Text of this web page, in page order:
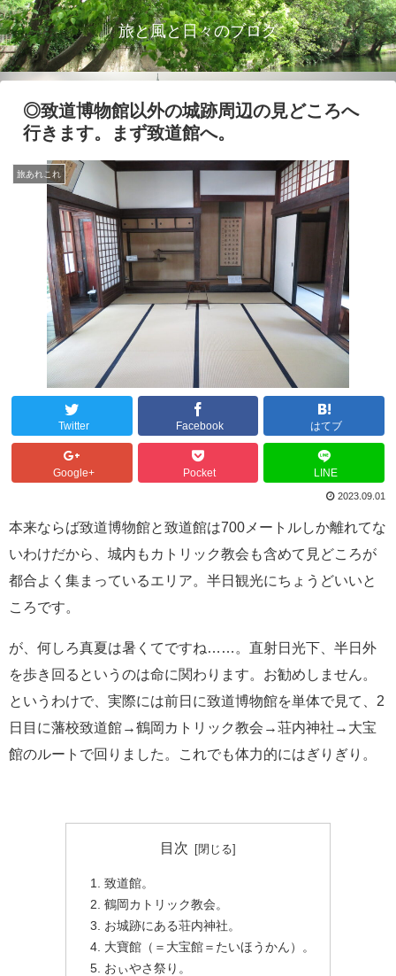
旅と風と日々のブログ
◎致道博物館以外の城跡周辺の見どころへ
行きます。まず致道館へ。
旅あれこれ
Twitter Facebook はてブ
Google+ Pocket LINE
2023.09.01
本来ならば致道博物館と致道館は700メートルしか離れてな
いわけだから、城内もカトリック教会も含めて見どころが
都合よく集まっているエリア。半日観光にちょうどいいと
ころです。
が、何しろ真夏は暑くてですね……。直射日光下、半日外
を歩き回るというのは命に関わります。お勧めしません。
というわけで、実際には前日に致道博物館を単体で見て、2
日目に藩校致道館→鶴岡カトリック教会→荘内神社→大宝
館のルートで回りました。これでも体力的にはぎりぎり。
目次
致道館。
鶴岡カトリック教会。
お城跡にある荘内神社。
大寶館（＝大宝館＝たいほうかん）。
おぃやさ祭り。